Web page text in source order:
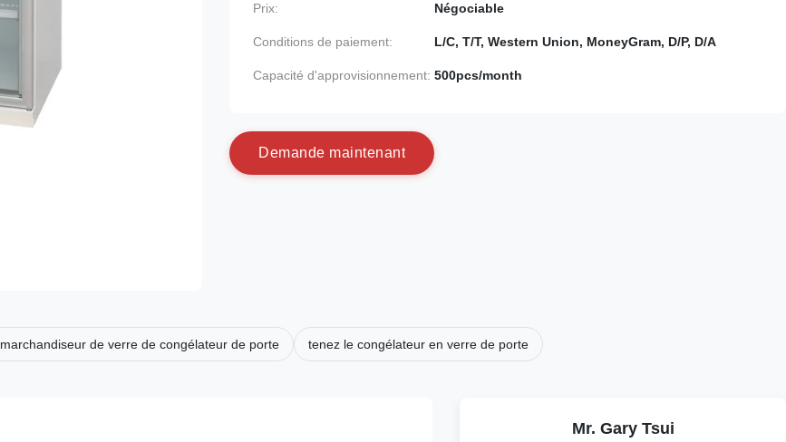
Prix: Négociable
Conditions de paiement: L/C, T/T, Western Union, MoneyGram, D/P, D/A
Capacité d'approvisionnement: 500pcs/month
Demande maintenant
marchandiseur de verre de congélateur de porte tenez le congélateur en verre de porte
Mr. Gary Tsui